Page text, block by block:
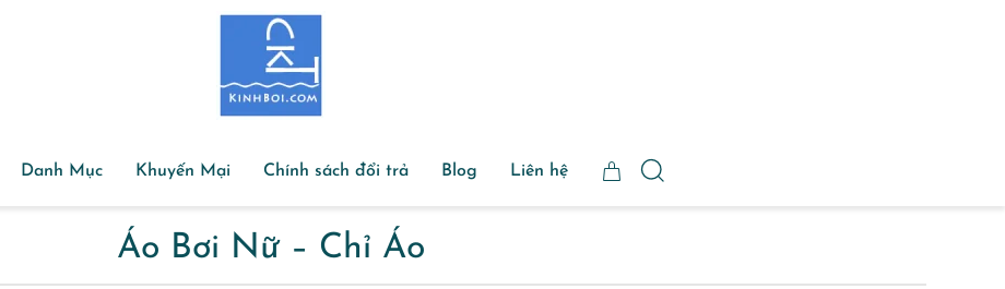
Danh Mục Khuyến Mại Chính sách đổi trả Blog Liên hệ
Áo Bơi Nữ – Chỉ Áo